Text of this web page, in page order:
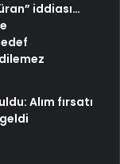
iddiası…
Alım fırsatı